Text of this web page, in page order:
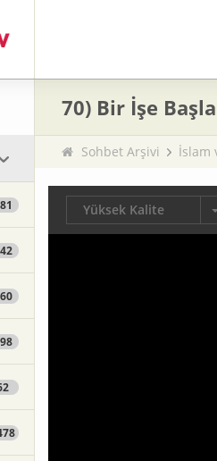
70) Bir İşe
Sohbet Arşivi İslam
Yüksek Kalite